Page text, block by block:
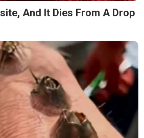
And It Dies From A Drop